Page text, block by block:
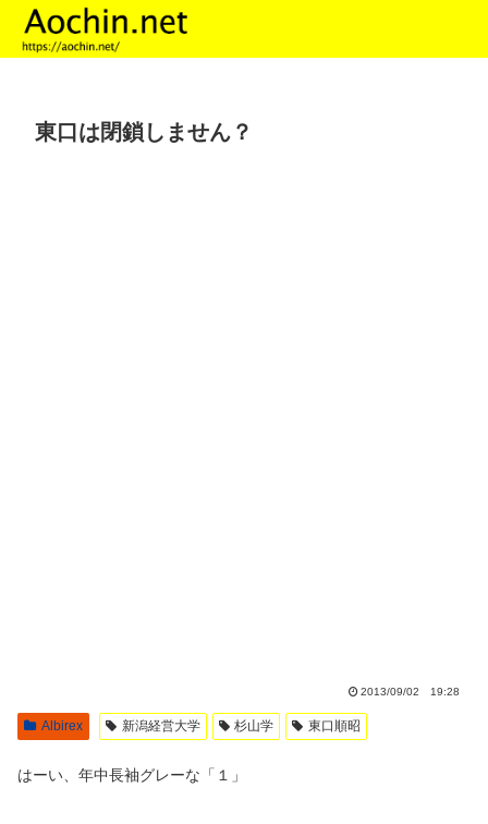
東口は閉鎖しません？
2013/09/02 19:28
Albirex 新潟経営大学 杉山学 東口順昭
はーい、年中長袖グレーな「１」